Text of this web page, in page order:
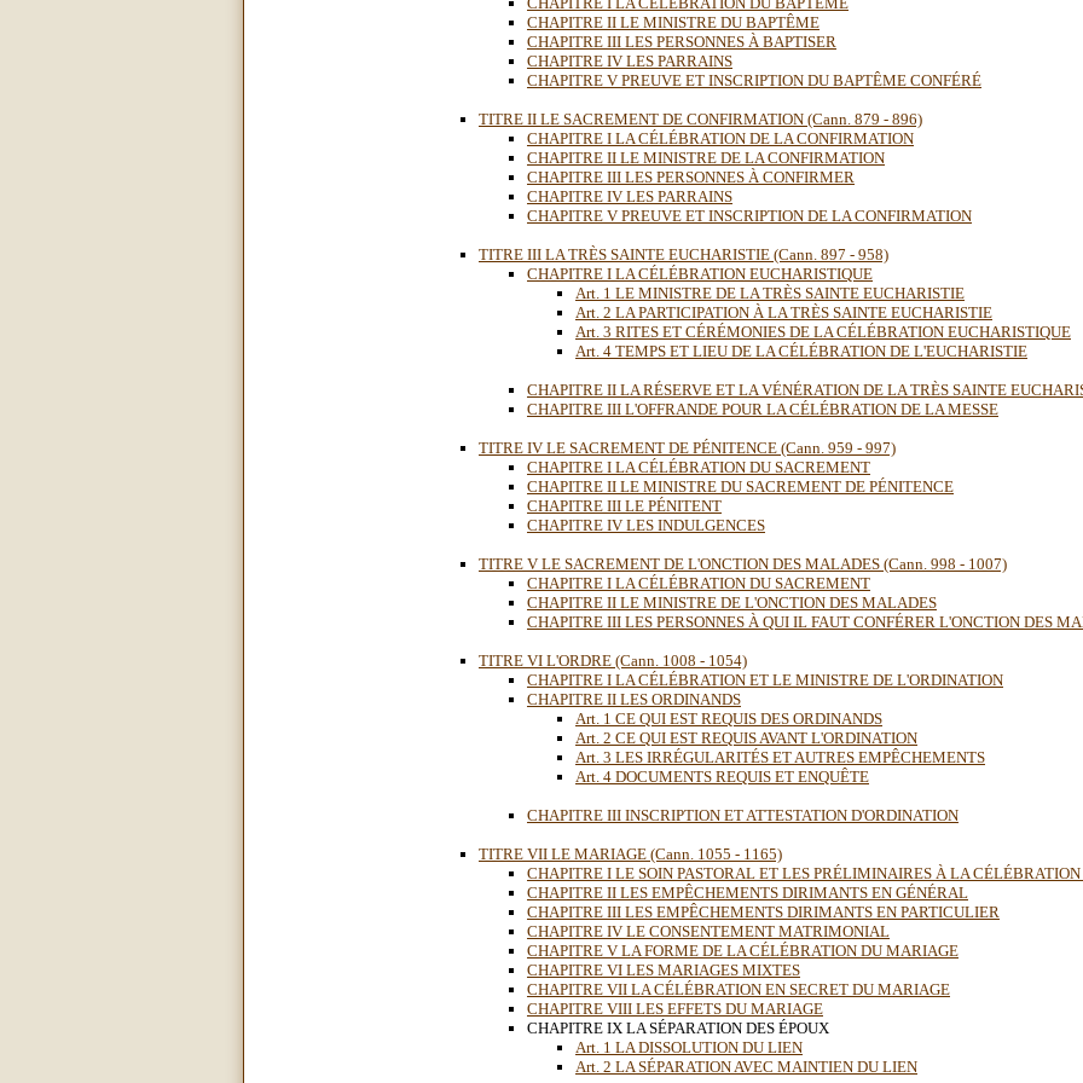
CHAPITRE II LE MINISTRE DU BAPTÊME
CHAPITRE III LES PERSONNES À BAPTISER
CHAPITRE IV LES PARRAINS
CHAPITRE V PREUVE ET INSCRIPTION DU BAPTÊME CONFÉRÉ
TITRE II LE SACREMENT DE CONFIRMATION (Cann. 879 - 896)
CHAPITRE I LA CÉLÉBRATION DE LA CONFIRMATION
CHAPITRE II LE MINISTRE DE LA CONFIRMATION
CHAPITRE III LES PERSONNES À CONFIRMER
CHAPITRE IV LES PARRAINS
CHAPITRE V PREUVE ET INSCRIPTION DE LA CONFIRMATION
TITRE III LA TRÈS SAINTE EUCHARISTIE (Cann. 897 - 958)
CHAPITRE I LA CÉLÉBRATION EUCHARISTIQUE
Art. 1 LE MINISTRE DE LA TRÈS SAINTE EUCHARISTIE
Art. 2 LA PARTICIPATION À LA TRÈS SAINTE EUCHARISTIE
Art. 3 RITES ET CÉRÉMONIES DE LA CÉLÉBRATION EUCHARISTIQUE
Art. 4 TEMPS ET LIEU DE LA CÉLÉBRATION DE L'EUCHARISTIE
CHAPITRE II LA RÉSERVE ET LA VÉNÉRATION DE LA TRÈS SAINTE
CHAPITRE III L'OFFRANDE POUR LA CÉLÉBRATION DE LA MESSE
TITRE IV LE SACREMENT DE PÉNITENCE (Cann. 959 - 997)
CHAPITRE I LA CÉLÉBRATION DU SACREMENT
CHAPITRE II LE MINISTRE DU SACREMENT DE PÉNITENCE
CHAPITRE III LE PÉNITENT
CHAPITRE IV LES INDULGENCES
TITRE V LE SACREMENT DE L'ONCTION DES MALADES (Cann. 998 - 1007)
CHAPITRE I LA CÉLÉBRATION DU SACREMENT
CHAPITRE II LE MINISTRE DE L'ONCTION DES MALADES
CHAPITRE III LES PERSONNES À QUI IL FAUT CONFÉRER L'ONCTION DES
TITRE VI L'ORDRE (Cann. 1008 - 1054)
CHAPITRE I LA CÉLÉBRATION ET LE MINISTRE DE L'ORDINATION
CHAPITRE II LES ORDINANDS
Art. 1 CE QUI EST REQUIS DES ORDINANDS
Art. 2 CE QUI EST REQUIS AVANT L'ORDINATION
Art. 3 LES IRRÉGULARITÉS ET AUTRES EMPÊCHEMENTS
Art. 4 DOCUMENTS REQUIS ET ENQUÊTE
CHAPITRE III INSCRIPTION ET ATTESTATION D'ORDINATION
TITRE VII LE MARIAGE (Cann. 1055 - 1165)
CHAPITRE I LE SOIN PASTORAL ET LES PRÉLIMINAIRES À LA
CHAPITRE II LES EMPÊCHEMENTS DIRIMANTS EN GÉNÉRAL
CHAPITRE III LES EMPÊCHEMENTS DIRIMANTS EN PARTICULIER
CHAPITRE IV LE CONSENTEMENT MATRIMONIAL
CHAPITRE V LA FORME DE LA CÉLÉBRATION DU MARIAGE
CHAPITRE VI LES MARIAGES MIXTES
CHAPITRE VII LA CÉLÉBRATION EN SECRET DU MARIAGE
CHAPITRE VIII LES EFFETS DU MARIAGE
CHAPITRE IX LA SÉPARATION DES ÉPOUX
Art. 1 LA DISSOLUTION DU LIEN
Art. 2 LA SÉPARATION AVEC MAINTIEN DU LIEN